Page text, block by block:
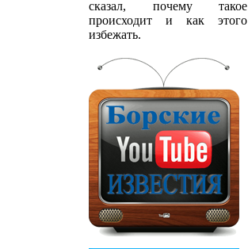
сказал, почему такое
происходит и как этого
избежать.